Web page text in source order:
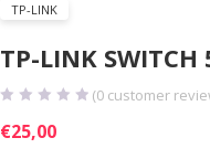
TP-LINK
TP-LINK SWITCH
(0 customer
€25,00